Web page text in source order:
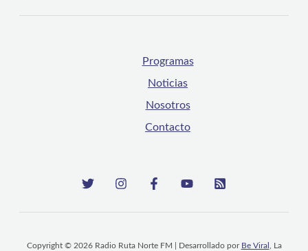
Programas
Noticias
Nosotros
Contacto
Copyright © 2026 Radio Ruta Norte FM | Desarrollado por Be Viral , La